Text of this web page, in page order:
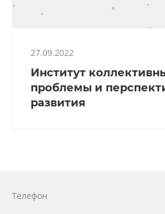
27.09.2022
Институт
проблемы и
развития
Телефон